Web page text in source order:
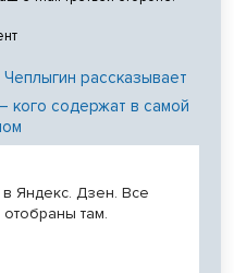
Чеплыгин рассказывает
кого содержат в самой
Яндекс. Дзен. Все
там.